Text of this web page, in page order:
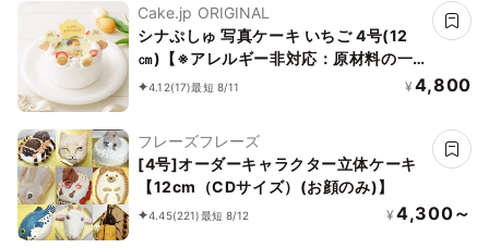
Cake.jp ORIGINAL
シナぷしゅ 写真ケーキ いちご 4号(12
㎝)【※アレルギー非対応：原材料の一
部に、小麦・卵・乳成分・大豆を含む】
4.12(17)最短 8/11 ¥ 4,800
フレーズフレーズ
[4号]オーダーキャラクター立体ケーキ
【12cm（CDサイズ）(お顔のみ)】
4.45(221)最短 8/12 ¥ 4,300～